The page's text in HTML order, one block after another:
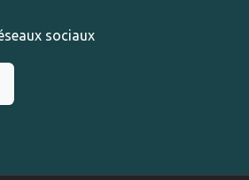
sociaux